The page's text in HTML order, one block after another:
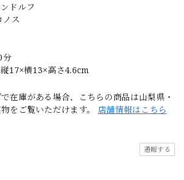
ドルフ
ノス
分
17×横13×高さ4.6cm
在庫がある場合、こちらの商品は山梨県・
をご覧いただけます。 店舗情報はこちら
通報する